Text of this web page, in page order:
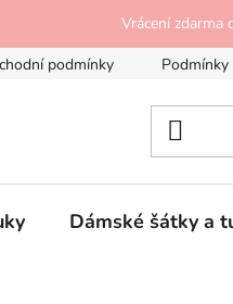
Vrácení zdarma
podmínky Podmínky
Dámské šátky a